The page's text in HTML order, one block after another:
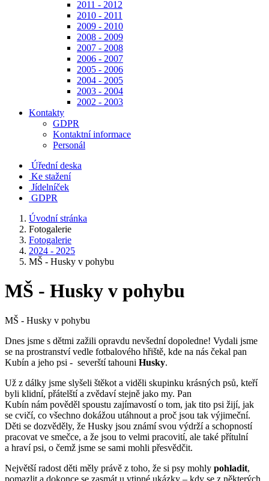
2011 - 2012
2010 - 2011
2009 - 2010
2008 - 2009
2007 - 2008
2006 - 2007
2005 - 2006
2004 - 2005
2003 - 2004
2002 - 2003
Kontakty
GDPR
Kontaktní informace
Personál
Úřední deska
Ke stažení
Jídelníček
GDPR
Úvodní stránka
Fotogalerie
Fotogalerie
2024 - 2025
MŠ - Husky v pohybu
MŠ - Husky v pohybu
MŠ - Husky v pohybu
Dnes jsme s dětmi zažili opravdu nevšední dopoledne! Vydali jsme
se na prostranství vedle fotbalového hřiště, kde na nás čekal pan
Kubín a jeho psi - severští tahouni Husky.
Už z dálky jsme slyšeli štěkot a viděli skupinku krásných psů, kteří
byli klidní, přátelští a zvědaví stejně jako my. Pan
Kubín nám pověděl spoustu zajímavostí o tom, jak tito psi žijí, jak
se cvičí, co všechno dokážou utáhnout a proč jsou tak výjimeční.
Děti se dozvěděly, že Husky jsou známí svou výdrží a schopností
pracovat ve smečce, a že jsou to velmi pracovití, ale také přítulní
a hraví psi, o čemž jsme se sami mohli přesvědčit.
Největší radost děti měly právě z toho, že si psy mohly pohladit,
pomazlit a dokonce se zasmát u vtipné ukázky – kdy se z některých